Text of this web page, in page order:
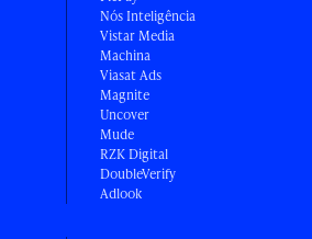
Nós Inteligência
Vistar Media
Machina
Viasat Ads
Magnite
Uncover
Mude
RZK Digital
DoubleVerify
Adlook